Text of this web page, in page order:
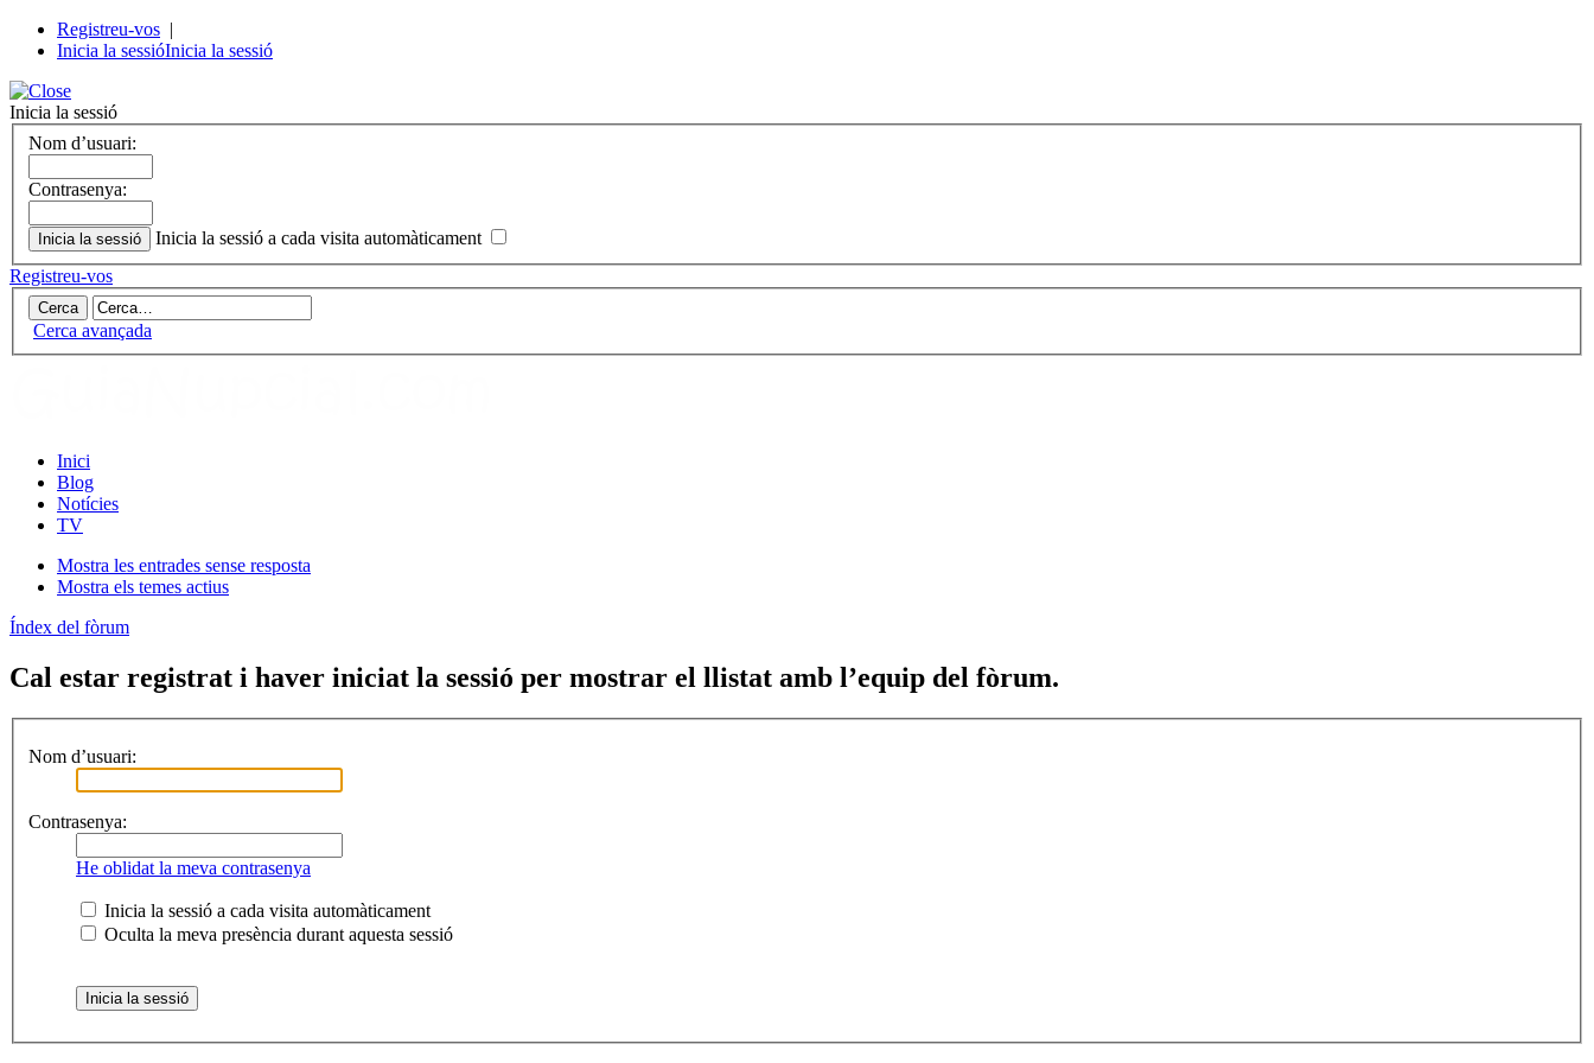
Registreu-vos |
Inicia la sessióInicia la sessió
Inicia la sessió
Nom d’usuari:
Contrasenya:
Inicia la sessió a cada visita automàticament
Registreu-vos
Cerca avançada
Inici
Blog
Notícies
TV
Mostra les entrades sense resposta
Mostra els temes actius
Índex del fòrum
Cal estar registrat i haver iniciat la sessió per mostrar el llistat amb l’equip del fòrum.
Nom d’usuari:
Contrasenya:
He oblidat la meva contrasenya
Inicia la sessió a cada visita automàticament
Oculta la meva presència durant aquesta sessió